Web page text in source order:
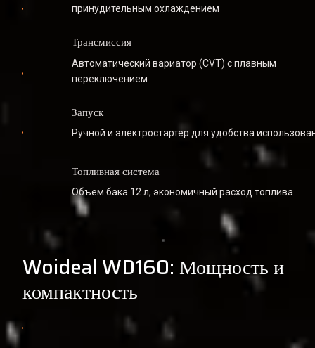
принудительным охлаждением
Трансмиссия
Автоматический вариатор (CVT) с плавным
переключением
Запуск
Ручной и электростартер для удобства
Топливная система
Объем бака 12 л, экономичный расход топлива
Woideal WD160: Мощность и
компактность